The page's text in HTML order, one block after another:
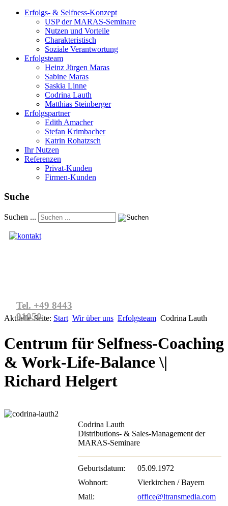
Erfolgs- & Selfness-Konzept
USP der MARAS-Seminare
Nutzen und Vorteile
Charakteristisch
Soziale Verantwortung
Erfolgsteam
Heinz Jürgen Maras
Sabine Maras
Saskia Linne
Codrina Lauth
Matthias Steinberger
Erfolgspartner
Edith Amacher
Stefan Krimbacher
Katrin Rohatzsch
Ihr Nutzen
Referenzen
Privat-Kunden
Firmen-Kunden
Suche
Suchen ...
Tel. +49 8443
91050
Aktuelle Seite: Start Wir über uns Erfolgsteam Codrina Lauth
Centrum für Selfness-Coaching
& Work-Life-Balance \|
Richard Helgert
Codrina Lauth
Distributions- & Sales-Management der
MARAS-Seminare
Geburtsdatum:
05.09.1972
Wohnort:
Vierkirchen / Bayern
Mail:
office@ltransmedia.com